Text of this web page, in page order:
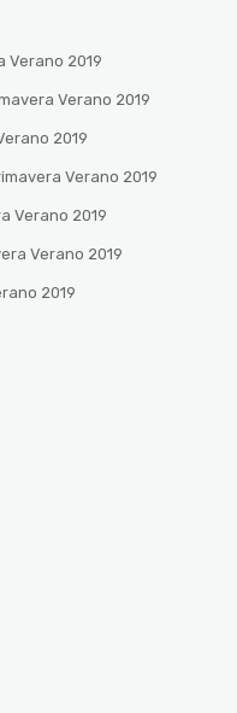
Verano 2019
Verano 2019
2019
Verano 2019
Verano 2019
Verano 2019
2019